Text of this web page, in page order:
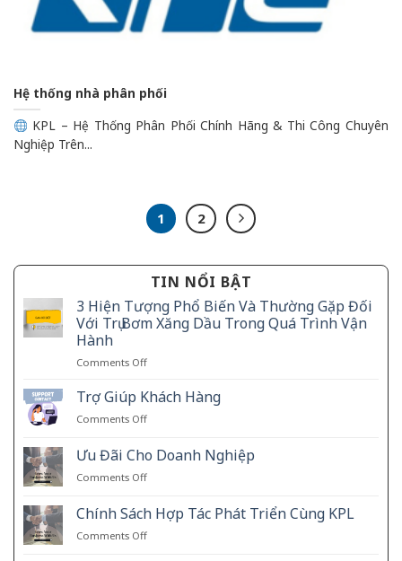
Hệ thống nhà phân phối
KPL – Hệ Thống Phân Phối Chính Hãng & Thi Công Chuyên
Nghiệp Trên...
1 2
TIN NỔI BẬT
3 Hiện Tượng Phổ Biến Và Thường Gặp Đối
Với Trụ Bơm Xăng Dầu Trong Quá Trình Vận
Hành
Comments Offon
Hiện
Phổ
Và
Với
Trụ
Trợ Giúp Khách Hàng
Comments Offon
Giúp
Khách
Hàng
Ưu Đãi Cho Doanh Nghiệp
Comments Offon
Đãi
Cho
Doanh
Chính Sách Hợp Tác Phát Triển Cùng KPL
Comments Offon